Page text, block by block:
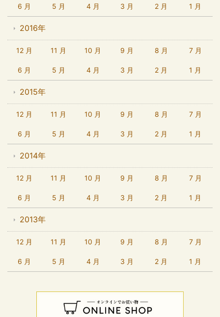
6 月 5 月 4 月 3 月 2 月 1 月
2016年
12 月 11 月 10 月 9 月 8 月 7 月
6 月 5 月 4 月 3 月 2 月 1 月
2015年
12 月 11 月 10 月 9 月 8 月 7 月
6 月 5 月 4 月 3 月 2 月 1 月
2014年
12 月 11 月 10 月 9 月 8 月 7 月
6 月 5 月 4 月 3 月 2 月 1 月
2013年
12 月 11 月 10 月 9 月 8 月 7 月
6 月 5 月 4 月 3 月 2 月 1 月